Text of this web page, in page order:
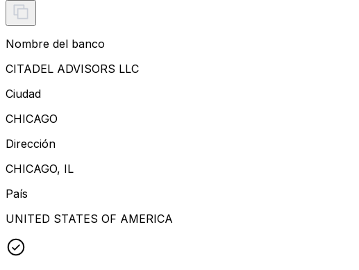
Nombre del banco
CITADEL ADVISORS LLC
Ciudad
CHICAGO
Dirección
CHICAGO, IL
País
UNITED STATES OF AMERICA